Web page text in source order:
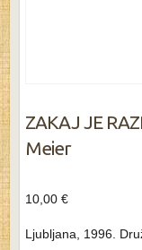
ZAKAJ JE
Meier
10,00 €
Ljubljana, 1996.